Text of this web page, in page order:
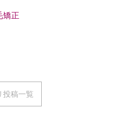
矯正
投稿一覧